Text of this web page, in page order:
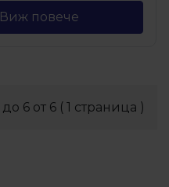
Виж повече
до 6 от 6 ( 1 страница )